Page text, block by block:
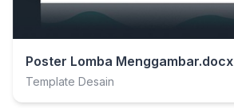
Poster Lomba Menggambar.docx
Template Desain